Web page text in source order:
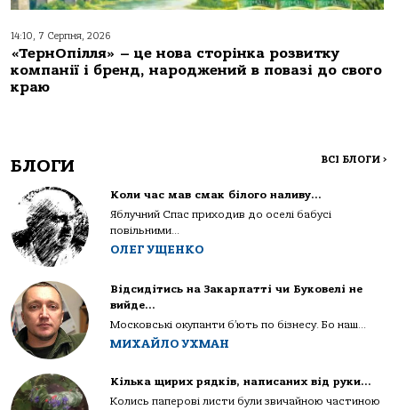
14:10, 7 Серпня, 2026
«ТернОпілля» – це нова сторінка розвитку
компанії і бренд, народжений в повазі до свого
краю
БЛОГИ ВСІ БЛОГИ >
Коли час мав смак білого наливу…
Яблучний Спас приходив до оселі бабусі
повільними...
ОЛЕГ УЩЕНКО
Відсидітись на Закарпатті чи Буковелі не
вийде…
Московські окупанти б’ють по бізнесу. Бо наш...
МИХАЙЛО УХМАН
Кілька щирих рядків, написаних від руки…
Колись паперові листи були звичайною частиною